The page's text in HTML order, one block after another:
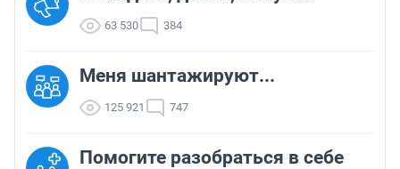
63 530 384
Меня шантажируют...
125 921 747
Помогите разобраться в себе